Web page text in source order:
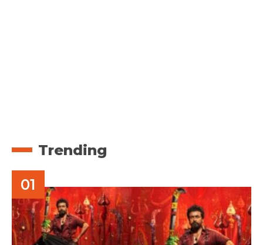
Trending